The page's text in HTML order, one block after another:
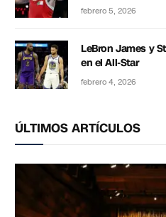
febrero 5, 2026
LeBron James y
en el All-Star
febrero 4, 2026
ÚLTIMOS ARTÍCULOS